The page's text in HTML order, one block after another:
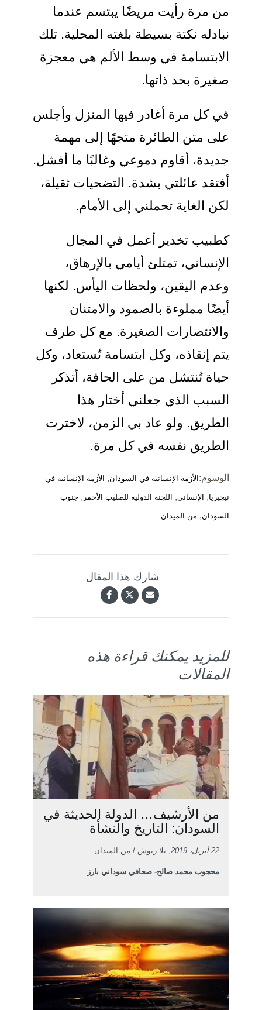
من مرة رأيت مريضًا يبتسم عندما
نبادله نكتة بسيطة بلغته المحلية. تلك
الابتسامة في وسط الألم هي معجزة
صغيرة بحد ذاتها.
في كل مرة أغادر فيها المنزل وأجلس
على متن الطائرة متجهًا إلى مهمة
جديدة، أقاوم دموعي وغالبًا ما أفشل.
أفتقد عائلتي بشدة. التضحيات ثقيلة،
لكن الغاية تحملني إلى الأمام.
كطبيب تخدير أعمل في المجال
الإنساني، تمتلئ أيامي بالإرهاق،
وعدم اليقين، ولحظات اليأس. لكنها
أيضًا مملوءة بالصمود والامتنان
والانتصارات الصغيرة. مع كل طرف
يتم إنقاذه، وكل ابتسامة تُستعاد، وكل
حياة تُنتشل من على الحافة، أتذكر
السبب الذي جعلني أختار هذا
الطريق. ولو عاد بي الزمن، لاخترت
الطريق نفسه في كل مرة.
الوسوم: الأزمة الإنسانية في السودان, الأزمة الإنسانية في
نيجيريا, الإنساني, اللجنة الدولية للصليب الأحمر , جنوب
السودان, من الميدان
شارك هذا المقال
للمزيد يمكنك قراءة هذه
المقالات
من الأرشيف… الدولة الحديثة في
السودان: التاريخ والنشأة
22 أبريل، 2019 , بلا رتوش / من الميدان
محجوب محمد صالح- صحافي سوداني بارز